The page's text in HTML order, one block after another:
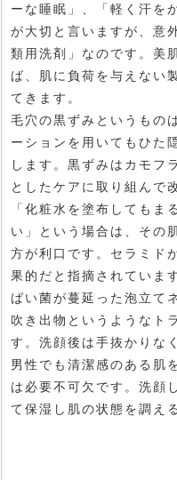
ーな睡眠」、「軽く汗を
が大切と言いますが、意
類用洗剤」なのです。美
ば、肌に負荷を与えない
てきます。
毛穴の黒ずみというもの
ーションを用いてもひた
します。黒ずみはカモフ
としたケアに取り組んで
「化粧水を塗布してもま
い」という場合は、その
方が利口です。セラミド
果的だと指摘されていま
ばい菌が蔓延った泡立て
吹き出物というようなト
す。洗顔後は手抜かりな
男性でも清潔感のある肌
は必要不可欠です。洗顔
て保湿し肌の状態を調え